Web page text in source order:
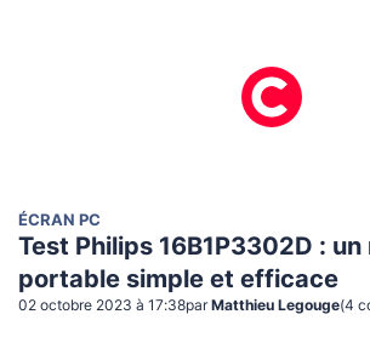
ÉCRAN PC
Test Philips 16B1P3302D :
portable simple et efficace
02 octobre 2023 à 17:38par Matthieu Legouge(4